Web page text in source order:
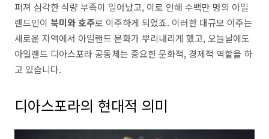
퍼져 심각한 식량 부족이 일어났고, 이로 인해 수백만 명의 아일
랜드인이 북미와 호주로 이주하게 되었죠. 이러한 대규모 이주는
새로운 지역에서 아일랜드 문화가 뿌리내리게 했고, 오늘날에도
아일랜드 디아스포라 공동체는 중요한 문화적, 경제적 역할을 하
고 있습니다.
디아스포라의 현대적 의미